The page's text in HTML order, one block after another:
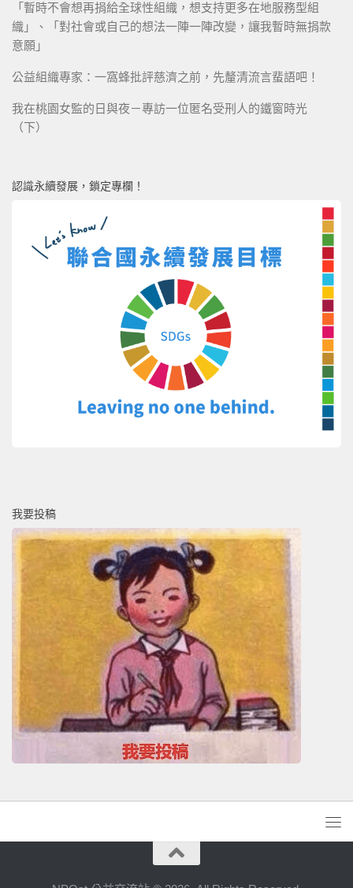
「暫時不會想再捐給全球性組織，想支持更多在地服務型組
織」、「對社會或自己的想法一陣一陣改變，讓我暫時無捐款
意願」
公益組織專家：一窩蜂批評慈濟之前，先釐清流言蜚語吧！
我在桃園女監的日與夜－專訪一位匿名受刑人的鐵窗時光
（下）
認識永續發展，鎖定專欄！
我要投稿